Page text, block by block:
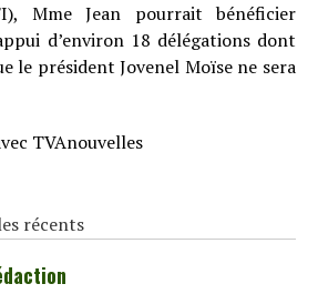
Mme Jean pourrait bénéficier
d’environ 18 délégations dont
le président Jovenel Moïse ne sera
TVAnouvelles
récents